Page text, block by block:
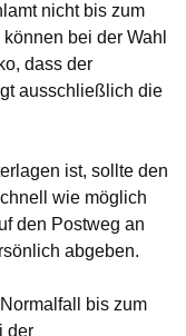
nicht bis zum
bei der Wahl
dass der
ausschließlich die
ist, sollte den
wie möglich
den Postweg an
abgeben.
bis zum
der